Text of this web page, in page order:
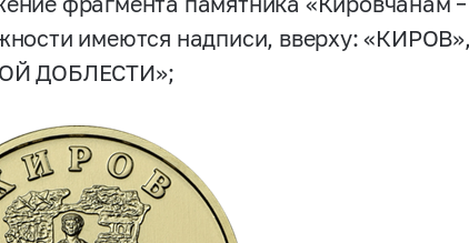
имеются надписи, вверху:
ДОБЛЕСТИ»;